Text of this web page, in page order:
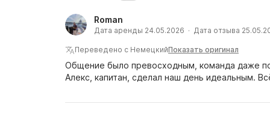
Roman
Дата аренды 24.05.2026 · Дата отзыва
Переведено с НемецкийПоказать оригинал
Общение было превосходным, команда даже
Алекс, капитан, сделал наш день идеальным.